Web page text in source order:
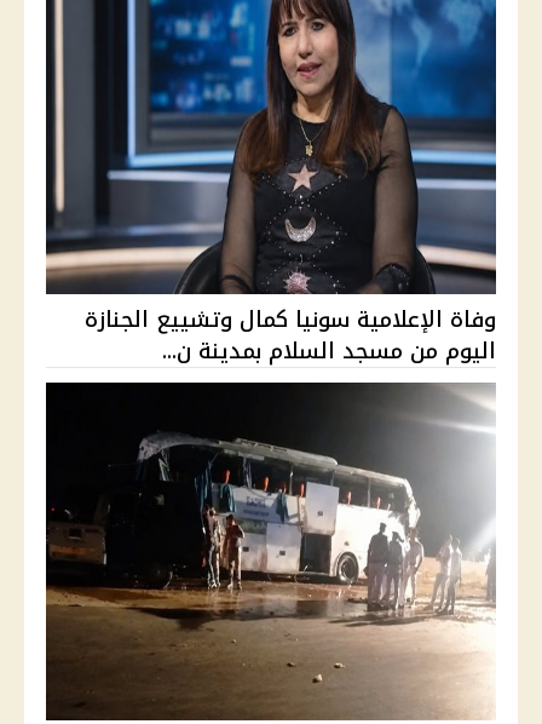
وفاة الإعلامية سونيا كمال وتشييع الجنازة
اليوم من مسجد السلام بمدينة ن...